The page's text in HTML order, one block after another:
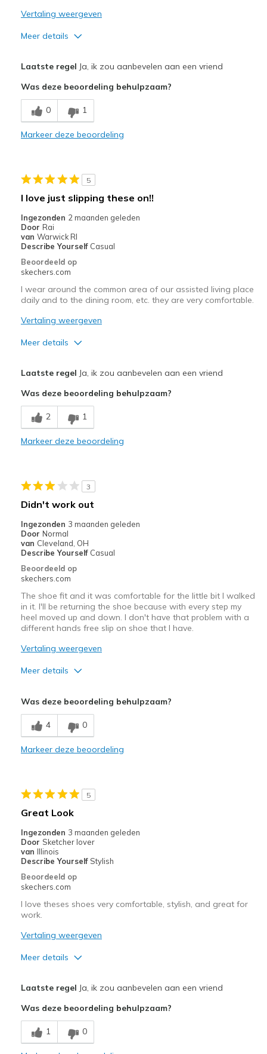
View On Shoes
I'm Really Into Shoes
Vertaling weergeven
Meer details
Breathe Well
Comfortable
Beste toepassingen
Travel
Width
Sizing
View On Shoes
Shoes are for Wearing
Laatste regel Ja, ik zou aanbevelen aan een vriend
Was deze beoordeling behulpzaam?
0 1
Markeer deze beoordeling
5
I love just slipping these on!!
Ingezonden 2 maanden geleden
Door Rai
van Warwick RI
Describe Yourself Casual
Beoordeeld op
skechers.com
I wear around the common area of our assisted living place
daily and to the dining room, etc. they are very comfortable.
Vertaling weergeven
Meer details
Comfortable
Durable
View On Shoes
Shoes are for Wearing
Laatste regel Ja, ik zou aanbevelen aan een vriend
Was deze beoordeling behulpzaam?
2 1
Markeer deze beoordeling
3
Didn't work out
Ingezonden 3 maanden geleden
Door Normal
van Cleveland, OH
Describe Yourself Casual
Beoordeeld op
skechers.com
The shoe fit and it was comfortable for the little bit I walked
in it. I'll be returning the shoe because with every step my
heel moved up and down. I don't have that problem with a
different hands free slip on shoe that I have.
Vertaling weergeven
Meer details
Sizing
Feels true to size
View On Shoes
Was deze beoordeling behulpzaam?
4 0
Markeer deze beoordeling
5
Great Look
Ingezonden 3 maanden geleden
Door Sketcher lover
van Illinois
Describe Yourself Stylish
Beoordeeld op
skechers.com
I love theses shoes very comfortable, stylish, and great for
work.
Vertaling weergeven
Meer details
Comfortable
Stylish
Laatste regel Ja, ik zou aanbevelen aan een vriend
Was deze beoordeling behulpzaam?
1 0